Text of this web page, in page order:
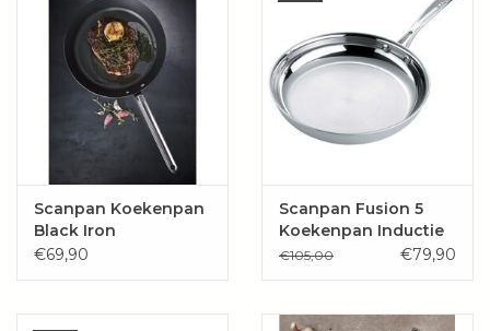
Scanpan Koekenpan
Black Iron
€69,90
Scanpan Fusion 5
Koekenpan Inductie
€105,00 €79,90